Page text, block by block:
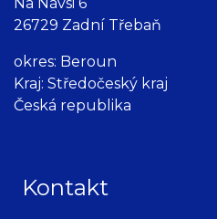
26729 Zadní Třebaň
okres: Beroun
Kraj: Středočeský kraj
Česká republika
Kontakt